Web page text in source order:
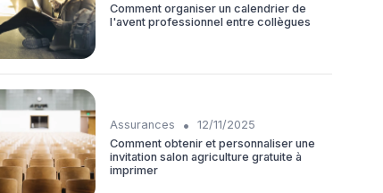
Comment organiser un calendrier de
l'avent professionnel entre collègues
Assurances •
12/11/2025
Comment obtenir et personnaliser une
invitation salon agriculture gratuite à
imprimer